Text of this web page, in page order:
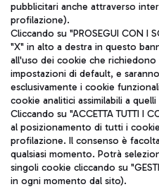
Pizza
Autobus
Scopri le linee di autobus
Leonardo Da Vinci.
Ristoranti
Aeroporti di Roma S.p.A. -
coordinamento di Mundys S.p.A.
Codice fiscale e Registro delle
IVA 06572251004
Capitale sociale 62.224.743,00
Sede legale: Via Pier Paolo
telefono +39 06 65951
pubblicitari anche attraverso
profilazione).
Cliccando su "PROSEGUI CON I
"X" in alto a destra in questo
all'uso dei cookie che
impostazioni di default, e
esclusivamente i cookie
cookie analitici assimilabili a
Cliccando su "ACCETTA TUTTI I
al posizionamento di tutti i
profilazione. Il consenso è
qualsiasi momento. Potrà
singoli cookie cliccando su
in ogni momento dal sito).